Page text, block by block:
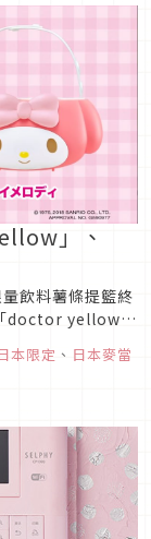
」、
飲料薯條提籃終
doctor yellow」
，據說地點方便
作要快喔！
本限定 、 日本麥當